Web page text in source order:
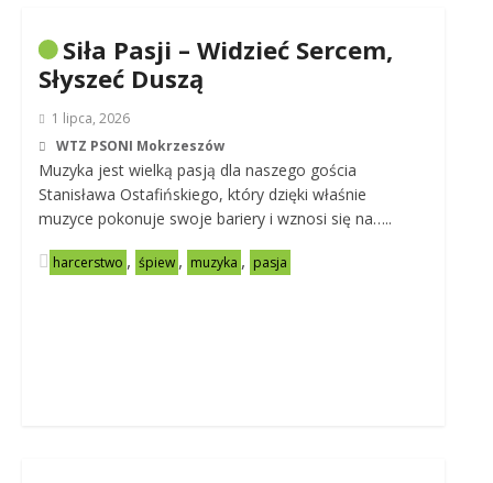
Siła Pasji – Widzieć Sercem,
Słyszeć Duszą
1 lipca, 2026
WTZ PSONI Mokrzeszów
Muzyka jest wielką pasją dla naszego gościa
Stanisława Ostafińskiego, który dzięki właśnie
muzyce pokonuje swoje bariery i wznosi się na…..
harcerstwo , śpiew , muzyka , pasja